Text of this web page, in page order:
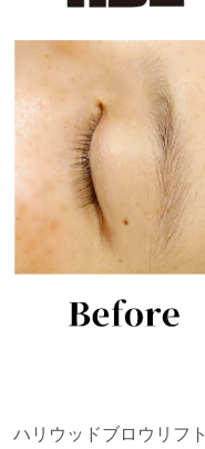
ハリウッドブロウリフト